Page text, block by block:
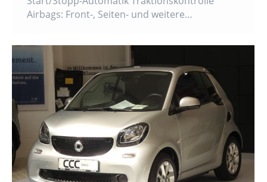
Airbags: Front-, Seiten- und weitere…